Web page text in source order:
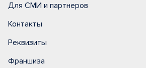
Для СМИ и партнеров
Контакты
Реквизиты
Франшиза